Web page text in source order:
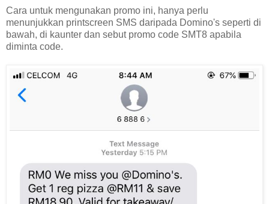
Cara untuk mengunakan promo ini, hanya perlu
menunjukkan printscreen SMS daripada Domino's seperti di
bawah, di kaunter dan sebut promo code SMT8 apabila
diminta code.